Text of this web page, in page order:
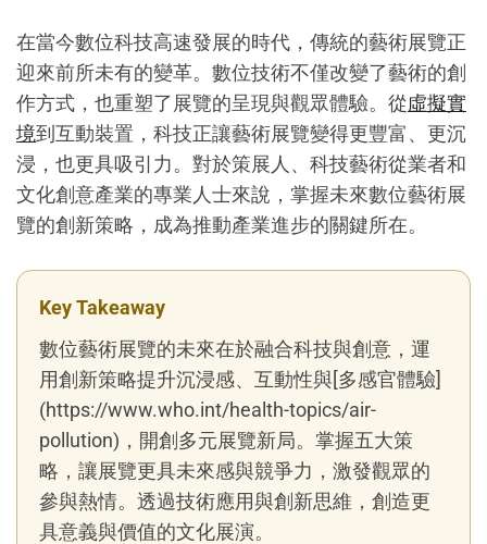
在當今數位科技高速發展的時代，傳統的藝術展覽正
迎來前所未有的變革。數位技術不僅改變了藝術的創
作方式，也重塑了展覽的呈現與觀眾體驗。從虛擬實
境到互動裝置，科技正讓藝術展覽變得更豐富、更沉
浸，也更具吸引力。對於策展人、科技藝術從業者和
文化創意產業的專業人士來說，掌握未來數位藝術展
覽的創新策略，成為推動產業進步的關鍵所在。
Key Takeaway
數位藝術展覽的未來在於融合科技與創意，運
用創新策略提升沉浸感、互動性與[多感官體驗]
(https://www.who.int/health-topics/air-
pollution)，開創多元展覽新局。掌握五大策
略，讓展覽更具未來感與競爭力，激發觀眾的
參與熱情。透過技術應用與創新思維，創造更
具意義與價值的文化展演。